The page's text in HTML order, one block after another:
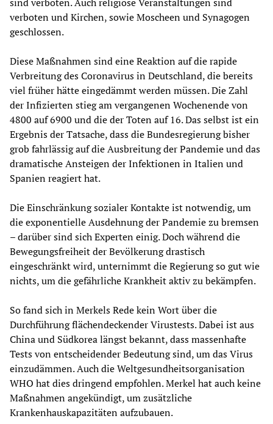
verboten und Kirchen, sowie Moscheen und Synagogen
geschlossen.
Diese Maßnahmen sind eine Reaktion auf die rapide
Verbreitung des Coronavirus in Deutschland, die bereits
viel früher hätte eingedämmt werden müssen. Die Zahl
der Infizierten stieg am vergangenen Wochenende von
4800 auf 6900 und die der Toten auf 16. Das selbst ist ein
Ergebnis der Tatsache, dass die Bundesregierung bisher
grob fahrlässig auf die Ausbreitung der Pandemie und das
dramatische Ansteigen der Infektionen in Italien und
Spanien reagiert hat.
Die Einschränkung sozialer Kontakte ist notwendig, um
die exponentielle Ausdehnung der Pandemie zu bremsen
– darüber sind sich Experten einig. Doch während die
Bewegungsfreiheit der Bevölkerung drastisch
eingeschränkt wird, unternimmt die Regierung so gut wie
nichts, um die gefährliche Krankheit aktiv zu bekämpfen.
So fand sich in Merkels Rede kein Wort über die
Durchführung flächendeckender Virustests. Dabei ist aus
China und Südkorea längst bekannt, dass massenhafte
Tests von entscheidender Bedeutung sind, um das Virus
einzudämmen. Auch die Weltgesundheitsorganisation
WHO hat dies dringend empfohlen. Merkel hat auch keine
Maßnahmen angekündigt, um zusätzliche
Krankenhauskapazitäten aufzubauen.